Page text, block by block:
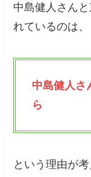
中島健人さん
れているのは、
中島健人さ
ら
という理由が考